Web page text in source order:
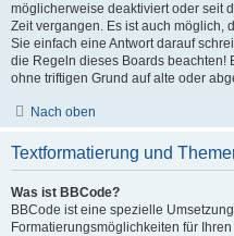
möglicherweise deaktiviert oder seit
Zeit vergangen. Es ist auch möglich,
Sie einfach eine Antwort darauf
die Regeln dieses Boards beachten!
ohne triftigen Grund auf alte oder
Nach oben
Textformatierung und
Was ist BBCode?
BBCode ist eine spezielle
Formatierungsmöglichkeiten für